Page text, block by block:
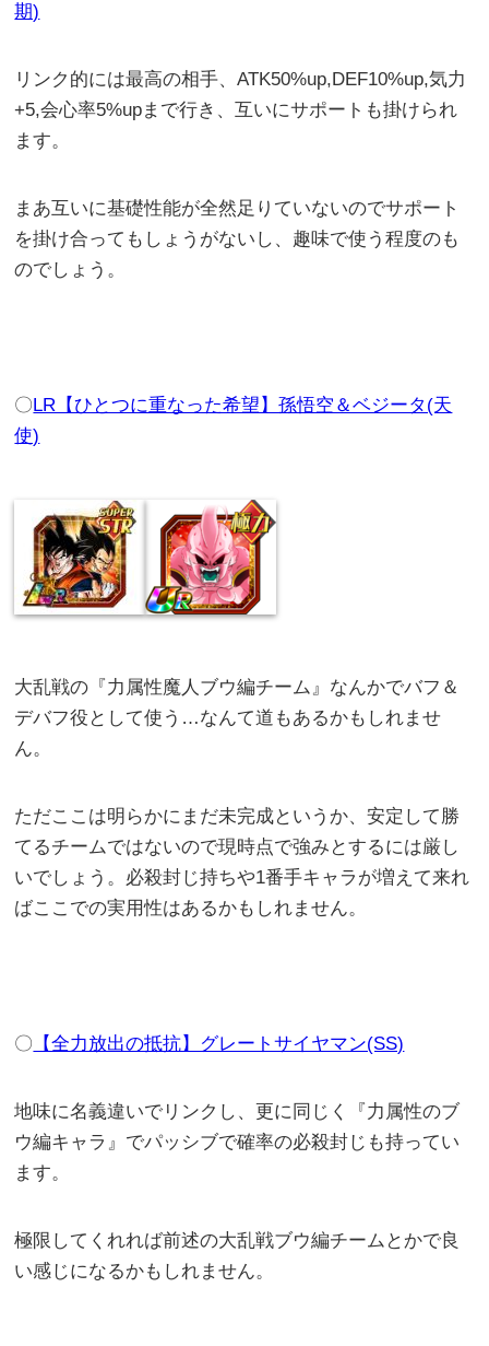
期)
リンク的には最高の相手、ATK50%up,DEF10%up,気力
+5,会心率5%upまで行き、互いにサポートも掛けられ
ます。
まあ互いに基礎性能が全然足りていないのでサポート
を掛け合ってもしょうがないし、趣味で使う程度のも
のでしょう。
〇LR【ひとつに重なった希望】孫悟空＆ベジータ(天
使)
大乱戦の『力属性魔人ブウ編チーム』なんかでバフ＆
デバフ役として使う…なんて道もあるかもしれませ
ん。
ただここは明らかにまだ未完成というか、安定して勝
てるチームではないので現時点で強みとするには厳し
いでしょう。必殺封じ持ちや1番手キャラが増えて来れ
ばここでの実用性はあるかもしれません。
〇 【全力放出の抵抗】グレートサイヤマン(SS)
地味に名義違いでリンクし、更に同じく『力属性のブ
ウ編キャラ』でパッシブで確率の必殺封じも持ってい
ます。
極限してくれれば前述の大乱戦ブウ編チームとかで良
い感じになるかもしれません。